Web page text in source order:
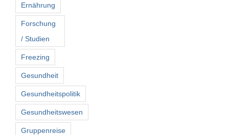
Ernährung
Forschung
/ Studien
Freezing
Gesundheit
Gesundheitspolitik
Gesundheitswesen
Gruppenreise